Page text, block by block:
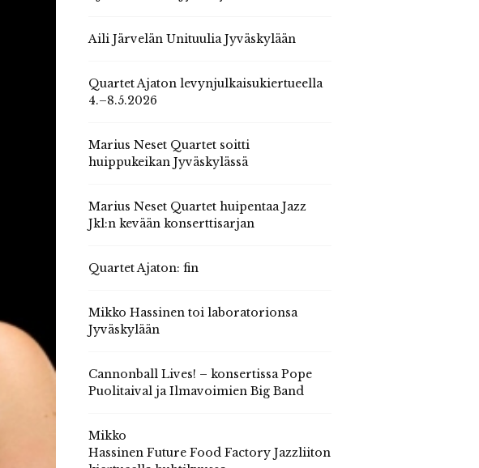
Aili Järvelän Unituulia Jyväskylään
Quartet Ajaton levynjulkaisukiertueella
4.–8.5.2026
Marius Neset Quartet soitti
huippukeikan Jyväskylässä
Marius Neset Quartet huipentaa Jazz
Jkl:n kevään konserttisarjan
Quartet Ajaton: fin
Mikko Hassinen toi laboratorionsa
Jyväskylään
Cannonball Lives! – konsertissa Pope
Puolitaival ja Ilmavoimien Big Band
Mikko
Hassinen Future Food Factory Jazzliiton